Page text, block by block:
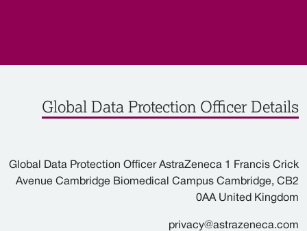
Global Data Protection Officer Details
Global Data Protection Officer AstraZeneca 1 Francis Crick
Avenue Cambridge Biomedical Campus Cambridge, CB2
0AA United Kingdom
privacy@astrazeneca.com